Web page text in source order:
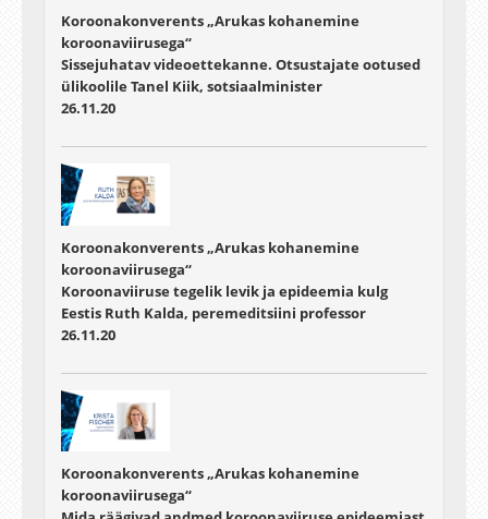
Koroonakonverents „Arukas kohanemine
koroonaviirusega“
Sissejuhatav videoettekanne. Otsustajate ootused
ülikoolile Tanel Kiik, sotsiaalminister
26.11.20
Koroonakonverents „Arukas kohanemine
koroonaviirusega“
Koroonaviiruse tegelik levik ja epideemia kulg
Eestis Ruth Kalda, peremeditsiini professor
26.11.20
Koroonakonverents „Arukas kohanemine
koroonaviirusega“